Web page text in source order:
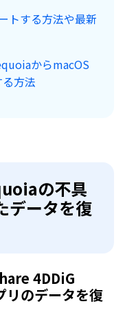
トする方法や最新
からmacOS
方法
の不具
データを復
4DDiG
リのデータを復